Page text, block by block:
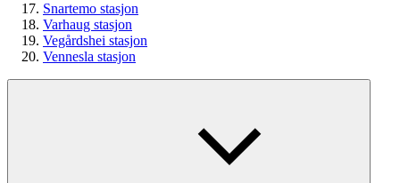
Snartemo stasjon
Varhaug stasjon
Vegårdshei stasjon
Vennesla stasjon